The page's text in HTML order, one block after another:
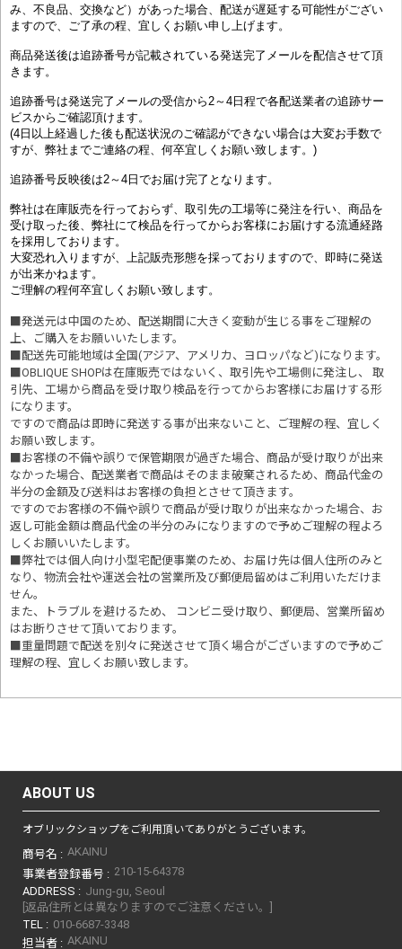
み、不良品、交換など）があった場合、配送が遅延する可能性がござい
ますので、ご了承の程、宜しくお願い申し上げます。
商品発送後は追跡番号が記載されている発送完了メールを配信させて頂
きます。
追跡番号は発送完了メールの受信から2～4日程で各配送業者の追跡サー
ビスからご確認頂けます。
(4日以上経過した後も配送状況のご確認ができない場合は大変お手数で
すが、弊社までご連絡の程、何卒宜しくお願い致します。)
追跡番号反映後は2～4日でお届け完了となります。
弊社は在庫販売を行っておらず、取引先の工場等に発注を行い、商品を
受け取った後、弊社にて検品を行ってからお客様にお届けする流通経路
を採用しております。
大変恐れ入りますが、上記販売形態を採っておりますので、即時に発送
が出来かねます。
ご理解の程何卒宜しくお願い致します。
■発送元は中国のため、配送期間に大きく変動が生じる事をご理解の
上、ご購入をお願いいたします。
■配送先可能地域は全国(アジア、アメリカ、ヨロッパなど)になります。
■OBLIQUE SHOPは在庫販売ではないく、取引先や工場側に発注し、 取
引先、工場から商品を受け取り検品を行ってからお客様にお届けする形
になります。
ですので商品は即時に発送する事が出来ないこと、ご理解の程、宜しく
お願い致します。
■お客様の不備や誤りで保管期限が過ぎた場合、商品が受け取りが出来
なかった場合、配送業者で商品はそのまま破棄されるため、商品代金の
半分の金額及び送料はお客様の負担とさせて頂きます。
ですのでお客様の不備や誤りで商品が受け取りが出来なかった場合、お
返し可能金額は商品代金の半分のみになりますので予めご理解の程よろ
しくお願いいたします。
弊社では個人向け小型宅配便事業のため、お届け先は個人住所のみと
なり、物流会社や運送会社の営業所及び郵便局留めはご利用いただけま
せん。
また、トラブルを避けるため、 コンビニ受け取り、郵便局、営業所留め
はお断りさせて頂いております。
■重量問題で配送を別々に発送させて頂く場合がございますので予めご
理解の程、宜しくお願い致します。
ABOUT US
オブリックショップをご利用頂いてありがとうございます。
商号名 : AKAINU
事業者登録番号 : 210-15-64378
ADDRESS : Jung-gu, Seoul
[返品住所とは異なりますのでご注意ください。]
TEL : 010-6687-3348
担当者 : AKAINU